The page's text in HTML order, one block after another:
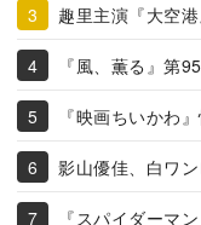
趣里主演『大空
『風、薫る』第
『映画ちいかわ
影山優佳、白ワ
『スパイダーマ